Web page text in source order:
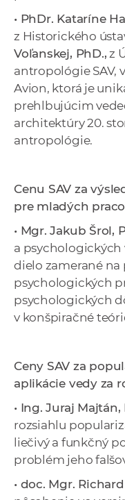
• PhDr. Kataríne
z Historického
Voľanskej, PhD., z
antropológie SAV,
Avion, ktorá je
prehlbujúcim
architektúry 20.
antropológie.
Cenu SAV za
pre mladých
• Mgr. Jakub Šrol,
a psychologických
dielo zamerané
psychologických
psychologických
v konšpiračné
Ceny SAV za
aplikácie vedy za
• Ing. Juraj Majtán,
rozsiahlu
liečivý a funkčný
problém jeho
• doc. Mgr.